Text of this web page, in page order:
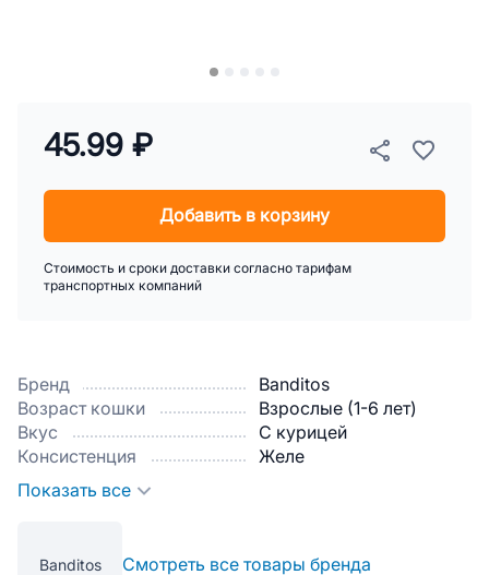
Бренд
Banditos
Возраст кошки
Взрослые (1-6 лет)
Вкус
С курицей
Консистенция
Желе
Показать все
Banditos Смотреть все товары бренда
45.99 ₽
Добавить в корзину
Стоимость и сроки доставки согласно тарифам
транспортных компаний